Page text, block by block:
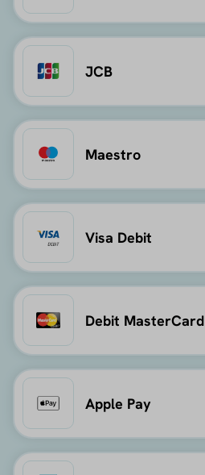
JCB
Maestro
Visa Debit
Debit MasterCard
Apple Pay